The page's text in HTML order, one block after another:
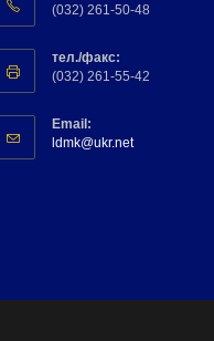
(032) 261-50-48
тел./факс:
(032) 261-55-42
Email:
ldmk@ukr.net